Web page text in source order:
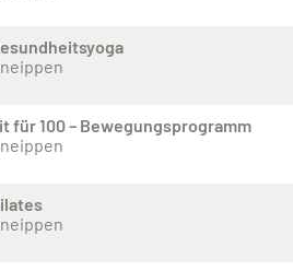
für 100 – Bewegungsprogramm